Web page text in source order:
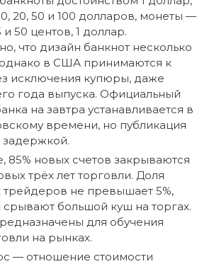
20, 50 и 100 долларов, монеты —
и 50 центов, 1 доллар.
что дизайн банкнот несколько
в США принимаются к
исключения купюры, даже
года выпуска. Официальный
на завтра устанавливается в
времени, но публикация
задержкой.
85% новых счетов закрываются
трёх лет торговли. Доля
трейдеров не превышает 5%,
большой куш на торгах.
для обучения
на рынках.
— отношение стоимости